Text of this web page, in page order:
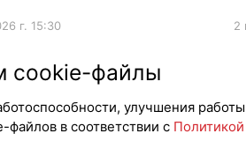
г. 15:30 2
cookie-файлы
улучшения
в соответствии с